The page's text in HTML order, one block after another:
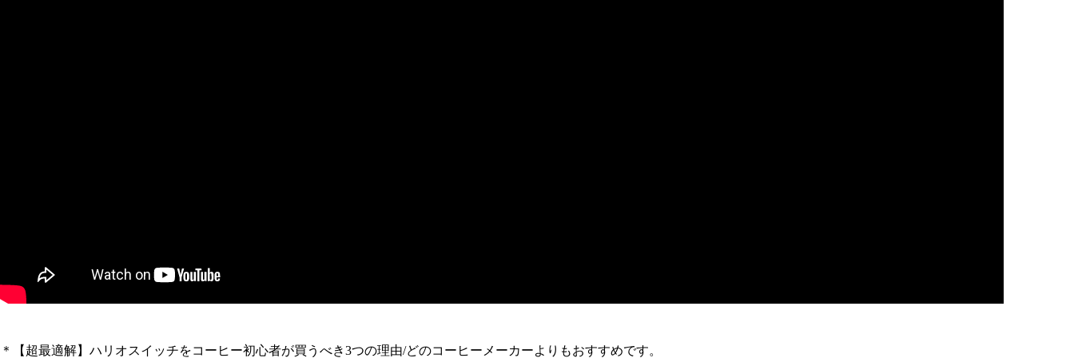
＊【超最適解】ハリオスイッチをコーヒー初心者が買うべき3つの理由/どのコーヒーメーカーよりもおすすめです。